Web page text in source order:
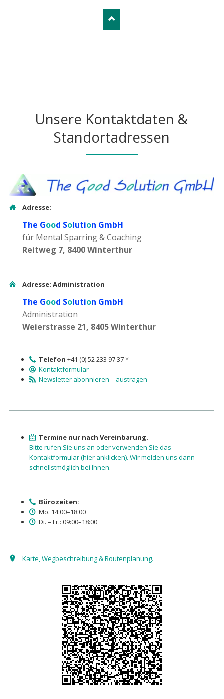
Unsere Kontaktdaten &
Standortadressen
Adresse:
The Good Solution GmbH
für Mental Sparring & Coaching
Reitweg 7, 8400 Winterthur
Adresse: Administration
The Good Solution GmbH
Administration
Weierstrasse 21, 8405 Winterthur
Telefon +41 (0) 52 233 97 37 *
Kontaktformular
Newsletter abonnieren – austragen
Termine nur nach Vereinbarung.
Bitte rufen Sie uns an oder verwenden Sie das
Kontaktformular (hier anklicken). Wir melden uns dann
schnellstmöglich bei Ihnen.
Bürozeiten:
Mo. 14:00–18:00
Di. – Fr.: 09:00–18:00
Karte, Wegbeschreibung & Routenplanung.